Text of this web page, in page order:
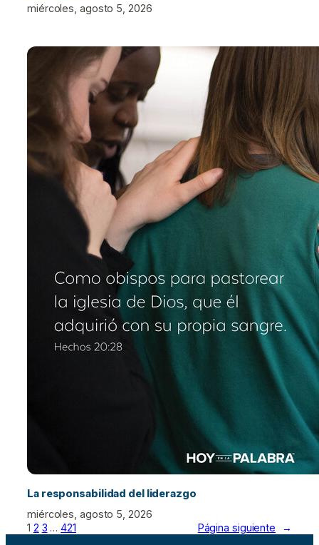
miércoles, agosto 5, 2026
La responsabilidad del liderazgo
miércoles, agosto 5, 2026
1 2 3 … 421 Página siguiente →